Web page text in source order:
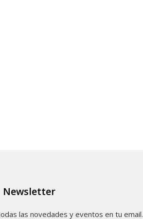
Newsletter
las novedades y eventos en tu email.